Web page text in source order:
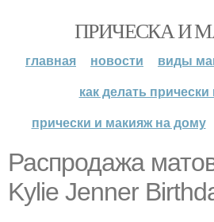
ПРИЧЕСКА И
главная новости
виды
как делать
прически и макияж на дому
Распродажа
Kylie Jenner